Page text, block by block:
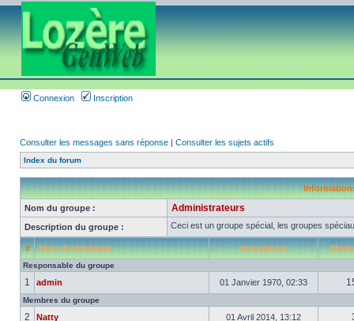
Connexion Inscription
Consulter les messages sans réponse | Consulter les sujets actifs
Index du forum
Nom du groupe : Administrateurs
Description du groupe : Ceci est un groupe spécial, les groupes
# Nom d’utilisateur Inscription
Responsable du groupe
1 admin 01 Janvier 1970, 02:33
Membres du groupe
2 Natty 01 Avril 2014, 13:12